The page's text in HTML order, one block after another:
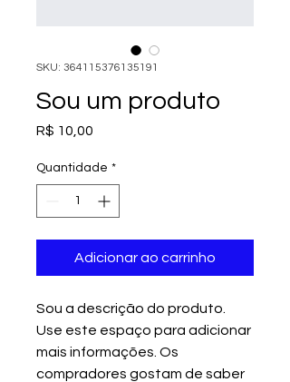
SKU: 364115376135191
Sou um produto
R$ 10,00
Quantidade *
Adicionar ao carrinho
Sou a descrição do produto.
Use este espaço para adicionar
mais informações. Os
compradores gostam de saber